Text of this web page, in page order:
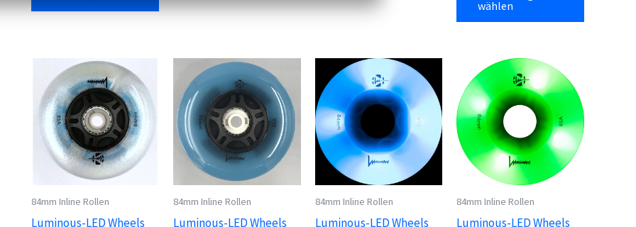
wählen
weist
Optionen
84mm Inline Rollen
Luminous-LED Wheels
84mm Inline Rollen
Luminous-LED Wheels
84mm Inline Rollen
Luminous-LED Wheels
84mm Inline Rollen
Luminous-LED Wheels